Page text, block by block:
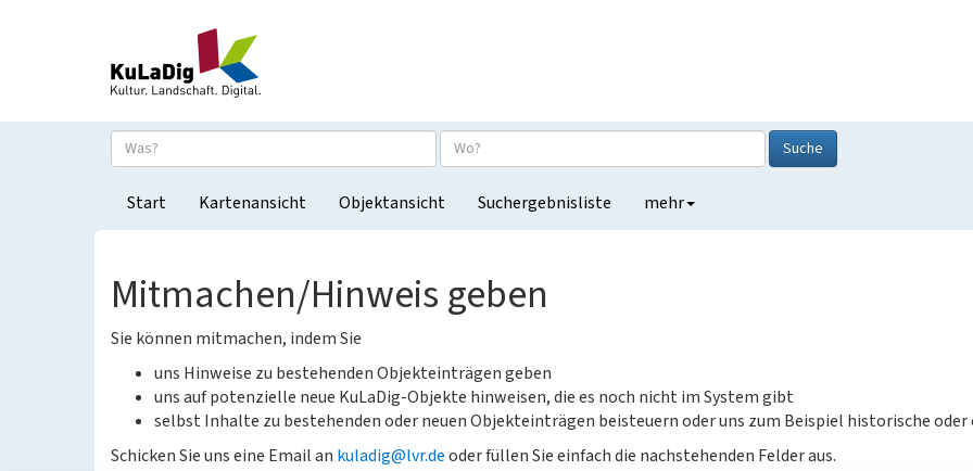
Suche
Start Kartenansicht Objektansicht Suchergebnisliste mehr
Mitmachen/Hinweis geben
Sie können mitmachen, indem Sie
uns Hinweise zu bestehenden Objekteinträgen geben
uns auf potenzielle neue KuLaDig-Objekte hinweisen, die es noch nicht im System gibt
selbst Inhalte zu bestehenden oder neuen Objekteinträgen beisteuern oder uns zum Beispiel historische oder
Schicken Sie uns eine Email an kuladig@lvr.deoder füllen Sie einfach die nachstehenden Felder aus.